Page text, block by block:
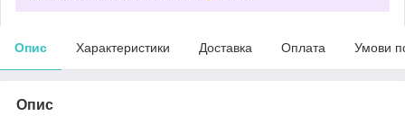
Опис Характеристики Доставка Оплата Умови
Опис